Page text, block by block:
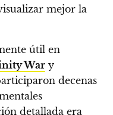
mejor la
útil en
War y
decenas
detallada era